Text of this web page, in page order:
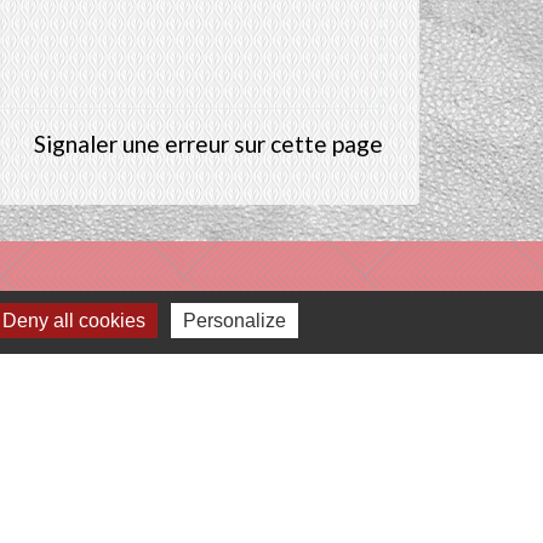
Signaler une erreur sur cette page
Deny all cookies Personalize